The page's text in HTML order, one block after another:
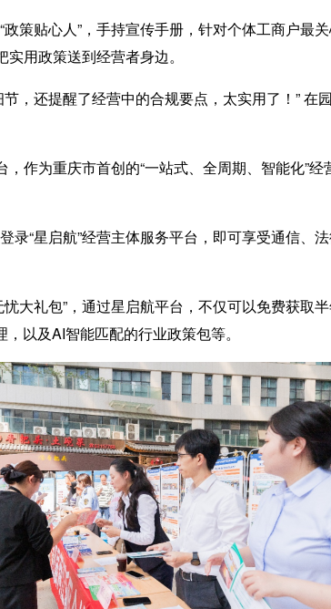
贴心人”，手持宣传手册，针对个体工商户最
用政策送到经营者身边。
还提醒了经营中的合规要点，太实用了！” 在
为重庆市首创的“一站式、全周期、智能化”经
“星启航”经营主体服务平台，即可享受通信、
礼包”，通过星启航平台，不仅可以免费获取
以及AI智能匹配的行业政策包等。